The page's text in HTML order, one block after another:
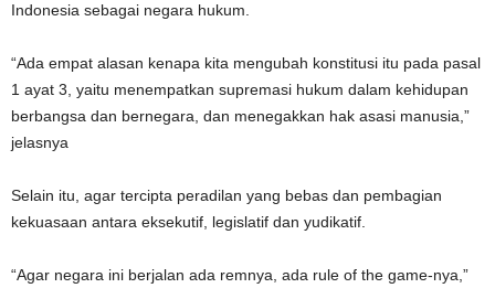
Indonesia sebagai negara hukum.
“Ada empat alasan kenapa kita mengubah konstitusi itu pada pasal
1 ayat 3, yaitu menempatkan supremasi hukum dalam kehidupan
berbangsa dan bernegara, dan menegakkan hak asasi manusia,”
jelasnya
Selain itu, agar tercipta peradilan yang bebas dan pembagian
kekuasaan antara eksekutif, legislatif dan yudikatif.
“Agar negara ini berjalan ada remnya, ada rule of the game-nya,”